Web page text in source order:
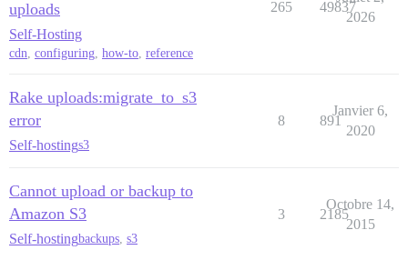
uploads
Self-Hosting
cdn configuring how-to reference
265 49837
2026
Rake uploads:migrate_to_s3
error
Self-hostings3
8 891
Janvier 6,
2020
Cannot upload or backup to
Amazon S3
Self-hostingbackups, s3
3 2185
Octobre 14,
2015